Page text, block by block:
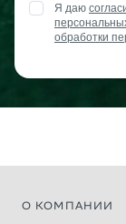
Я даю
обработки
О КОМПАНИИ